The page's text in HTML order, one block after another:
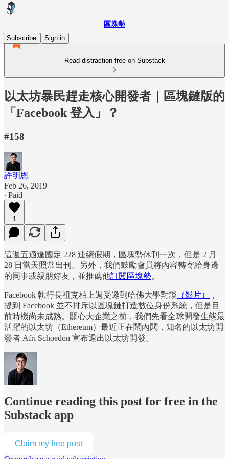
區塊勢
Subscribe
Sign in
Read distraction-free on Substack
以太坊暴民趕走核心開發者｜區塊鏈版的
「Facebook 登入」？
#158
許明恩
Feb 26, 2019
∙ Paid
1
這週五適逢國定 228 連續假期，區塊勢休刊一次，但是 2 月
28 日當天照常出刊。另外，我們鼓勵會員將內容轉寄給身邊
的同事或親朋好友，並推薦他訂閱區塊勢。
Facebook 執行長祖克柏上週受邀到哈佛大學對談 （影片）
，
提到 Facebook 並不排斥以區塊鏈打造數位身份系統，但是目
前時機尚未成熟。關心大企業之前，我們先看全球開發生態最
活躍的以太坊（Ethereum）最近正在鬧內鬨，知名的以太坊開
發者 Afri Schoedon 宣布退出以太坊開發。
Continue reading this post for free in the
Substack app
Claim my free post